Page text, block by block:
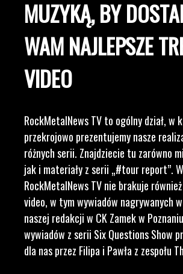
MUZYKĄ, BY
WAM NAJLEPSZE
VIDEO
RockMetalNews TV to ogólny dział, w
przekrojowo prezentujemy nasze
różnych serii. Znajdziecie tu zarówno
jak i materiały z serii „#tour report”. W
RockMetalNews TV nie brakuje
video, w tym wywiadów nagrywanych
naszej redakcji w CK Zamek w
wywiadów z serii Six Questions Show
dla nas przez Filipa i Pawła z zespołu